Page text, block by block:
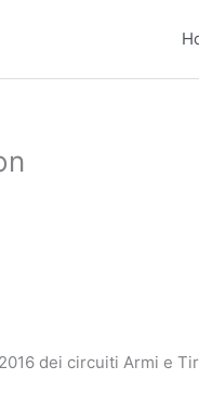
dei circuiti Armi e